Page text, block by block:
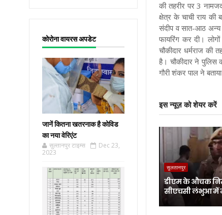
कोरोना वायरस अपडेट
जानें कितना खतरनाक है कोविड
का नया वेरिएंट
सुल्तानपुर टाइम्स
Dec 23,
2023
की तहरीर पर 3
क्षेत्र के चाची राय की
संदीप व सात-आठ
फायरिंग कर दी।
चौकीदार धर्मराज की
है। चौकीदार ने पुलिस
गौरी शंकर पाल ने
इस न्यूज़ को शेयर करें
सुलतानपुर
डीएम के औचक
सीएचसी लंभुआ में